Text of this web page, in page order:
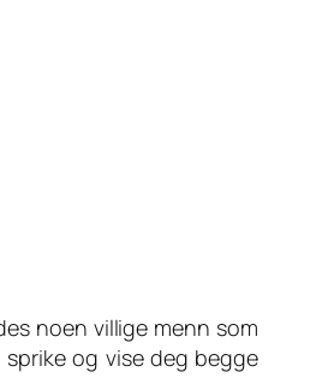
noen villige menn som
og vise deg begge